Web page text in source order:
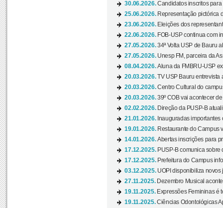
30.06.2026.Candidatos inscritos
25.06.2026. Representação pictórica
23.06.2026. Eleições dos
22.06.2026. FOB-USP continua com
27.05.2026.34ª Volta USP de Bauru
27.05.2026. Unesp FM, parceira da
08.04.2026.Aluna da FMBRU-USP
20.03.2026.TV USP Bauru entrevista
20.03.2026.Centro Cultural do
20.03.2026.39º COB vai acontecer
02.02.2026. Direção da PUSP-B
21.01.2026. Inauguradas
19.01.2026. Restaurante do Campus
14.01.2026.Abertas inscrições para
17.12.2025. PUSP-B comunica sobre
17.12.2025. Prefeitura do Campus
03.12.2025. UOPI disponibiliza novos
27.11.2025. Dezembro Musical
19.11.2025. Expressões Femininas é
19.11.2025.Ciências Odontológicas